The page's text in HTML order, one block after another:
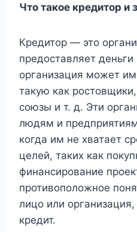
Что такое кредитор и
Кредитор — это
предоставляет
организация может
такую ​​как
союзы и т. д. Эти
людям и
когда им не хватает
целей, таких как
финансирование
противоположное
лицо или
кредит.